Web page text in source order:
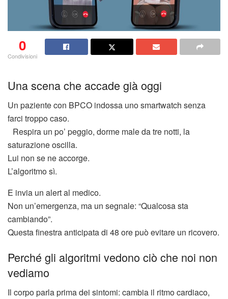
0
Condivisioni
Una scena che accade già oggi
Un paziente con BPCO indossa uno smartwatch senza
farci troppo caso.
Respira un po’ peggio, dorme male da tre notti, la
saturazione oscilla.
Lui non se ne accorge.
L’algoritmo sì.
E invia un alert al medico.
Non un’emergenza, ma un segnale: “Qualcosa sta
cambiando”.
Questa finestra anticipata di 48 ore può evitare un ricovero.
Perché gli algoritmi vedono ciò che noi non
vediamo
Il corpo parla prima dei sintomi: cambia il ritmo cardiaco,